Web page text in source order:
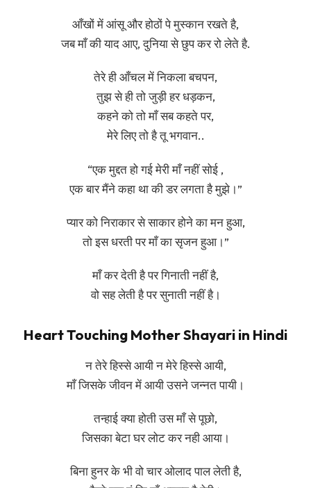
आँखों में आंसू और होठों पे मुस्कान रखते है,
जब माँ की याद आए, दुनिया से छुप कर रो लेते है.
तेरे ही आँचल में निकला बचपन,
तुझ से ही तो जुड़ी हर धड़कन,
कहने को तो माँ सब कहते पर,
मेरे लिए तो है तू भगवान..
“एक मुद्दत हो गई मेरी माँ नहीं सोई ,
एक बार मैंने कहा था की डर लगता है मुझे।”
प्यार को निराकार से साकार होने का मन हुआ,
तो इस धरती पर माँ का सृजन हुआ।”
माँ कर देती है पर गिनाती नहीं है,
वो सह लेती है पर सुनाती नहीं है।
Heart Touching Mother Shayari in Hindi
न तेरे हिस्से आयी न मेरे हिस्से आयी,
माँ जिसके जीवन में आयी उसने जन्नत पायी।
तन्हाई क्या होती उस माँ से पूछो,
जिसका बेटा घर लोट कर नही आया।
बिना हुनर के भी वो चार ओलाद पाल लेती है,